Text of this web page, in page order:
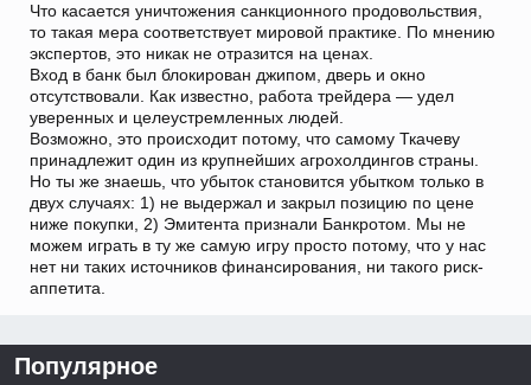
Что касается уничтожения санкционного продовольствия,
то такая мера соответствует мировой практике. По мнению
экспертов, это никак не отразится на ценах.
Вход в банк был блокирован джипом, дверь и окно
отсутствовали. Как известно, работа трейдера — удел
уверенных и целеустремленных людей.
Возможно, это происходит потому, что самому Ткачеву
принадлежит один из крупнейших агрохолдингов страны.
Но ты же знаешь, что убыток становится убытком только в
двух случаях: 1) не выдержал и закрыл позицию по цене
ниже покупки, 2) Эмитента признали Банкротом. Мы не
можем играть в ту же самую игру просто потому, что у нас
нет ни таких источников финансирования, ни такого риск-
аппетита.
Популярное